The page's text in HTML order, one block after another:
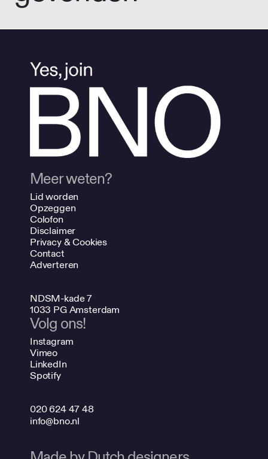
Meer weten?
Lid worden
Opzeggen
Colofon
Disclaimer
Privacy & Cookies
Contact
Adverteren
NDSM-kade 7
1033 PG Amsterdam
Volg ons!
Instagram
Vimeo
LinkedIn
Spotify
020 624 47 48
info@bno.nl